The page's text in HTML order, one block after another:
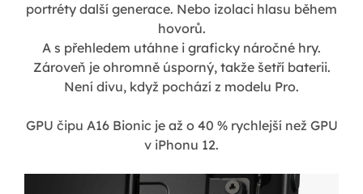
portréty další generace. Nebo izolaci hlasu během
hovorů.
A s přehledem utáhne i graficky náročné hry.
Zároveň je ohromně úsporný, takže šetří baterii.
Není divu, když pochází z modelu Pro.
GPU čipu A16 Bionic je až o 40 % rychlejší než GPU
v iPhonu 12.